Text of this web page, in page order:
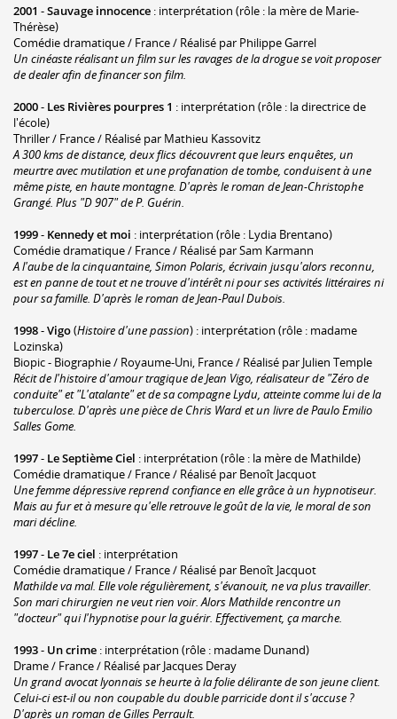
2001 -Sauvage innocence : interprétation (rôle : la mère de Marie-
Thérèse)
Comédie dramatique / France / Réalisé par Philippe Garrel
Un cinéaste réalisant un film sur les ravages de la drogue se voit proposer
de dealer afin de financer son film.
2000- Les Rivières pourpres 1 : interprétation (rôle : la directrice de
l'école)
Thriller / France / Réalisé par Mathieu Kassovitz
A 300 kms de distance, deux flics découvrent que leurs enquêtes, un
meurtre avec mutilation et une profanation de tombe, conduisent à une
même piste, en haute montagne. D'après le roman de Jean-Christophe
Grangé. Plus "D 907" de P. Guérin.
1999- Kennedy et moi : interprétation (rôle : Lydia Brentano)
Comédie dramatique / France / Réalisé par Sam Karmann
A l'aube de la cinquantaine, Simon Polaris, écrivain jusqu'alors reconnu,
est en panne de tout et ne trouve d'intérêt ni pour ses activités littéraires ni
pour sa famille. D'après le roman de Jean-Paul Dubois.
1998-Vigo(Histoire d'une passion) : interprétation (rôle : madame
Lozinska)
Biopic - Biographie / Royaume-Uni, France / Réalisé par Julien Temple
Récit de l'histoire d'amour tragique de Jean Vigo, réalisateur de "Zéro de
conduite" et "L'atalante" et de sa compagne Lydu, atteinte comme lui de la
tuberculose. D'après une pièce de Chris Ward et un livre de Paulo Emilio
Salles Gome.
1997- Le Septième Ciel : interprétation (rôle : la mère de Mathilde)
Comédie dramatique / France / Réalisé par Benoît Jacquot
Une femme dépressive reprend confiance en elle grâce à un hypnotiseur.
Mais au fur et à mesure qu'elle retrouve le goût de la vie, le moral de son
mari décline.
1997- Le 7e ciel : interprétation
Comédie dramatique / France / Réalisé par Benoît Jacquot
Mathilde va mal. Elle vole régulièrement, s'évanouit, ne va plus travailler.
Son mari chirurgien ne veut rien voir. Alors Mathilde rencontre un
"docteur" qui l'hypnotise pour la guérir. Effectivement, ça marche.
1993- Un crime : interprétation (rôle : madame Dunand)
Drame / France / Réalisé par Jacques Deray
Un grand avocat lyonnais se heurte à la folie délirante de son jeune client.
Celui-ci est-il ou non coupable du double parricide dont il s'accuse ?
D'après un roman de Gilles Perrault.